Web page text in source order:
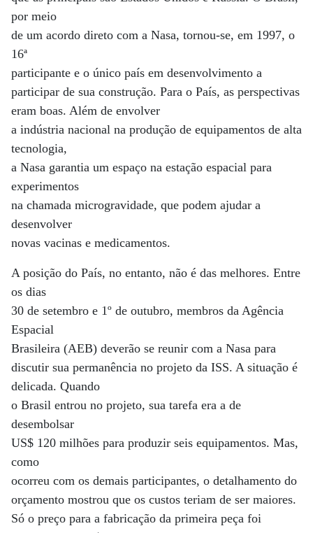
por meio
de um acordo direto com a Nasa, tornou-se, em 1997, o
16ª
participante e o único país em desenvolvimento a
participar de sua construção. Para o País, as perspectivas
eram boas. Além de envolver
a indústria nacional na produção de equipamentos de alta
tecnologia,
a Nasa garantia um espaço na estação espacial para
experimentos
na chamada microgravidade, que podem ajudar a
desenvolver
novas vacinas e medicamentos.
A posição do País, no entanto, não é das melhores. Entre
os dias
30 de setembro e 1º de outubro, membros da Agência
Espacial
Brasileira (AEB) deverão se reunir com a Nasa para
discutir sua permanência no projeto da ISS. A situação é
delicada. Quando
o Brasil entrou no projeto, sua tarefa era a de
desembolsar
US$ 120 milhões para produzir seis equipamentos. Mas,
como
ocorreu com os demais participantes, o detalhamento do
orçamento mostrou que os custos teriam de ser maiores.
Só o preço para a fabricação da primeira peça foi